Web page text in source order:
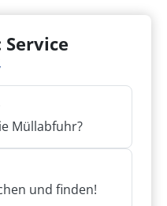
Müllabfuhr?
und finden!